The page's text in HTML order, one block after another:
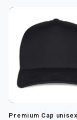
Premium Cap unisex